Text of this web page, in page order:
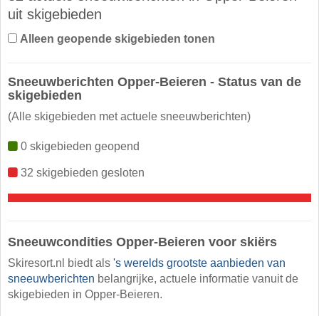
uit skigebieden
Alleen geopende skigebieden tonen
Sneeuwberichten Opper-Beieren - Status van de
skigebieden
(Alle skigebieden met actuele sneeuwberichten)
0 skigebieden geopend
32 skigebieden gesloten
Sneeuwcondities Opper-Beieren voor skiërs
Skiresort.nl biedt als 's werelds grootste aanbieden van
sneeuwberichten belangrijke, actuele informatie vanuit de
skigebieden in Opper-Beieren.